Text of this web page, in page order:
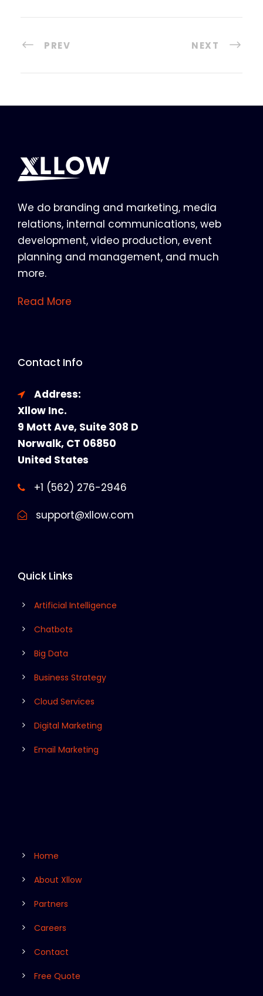
PREV NEXT
We do branding and marketing, media
relations, internal communications, web
development, video production, event
planning and management, and much
more.
Read More
Contact Info
Address:
Xllow Inc.
9 Mott Ave, Suite 308 D
Norwalk, CT 06850
United States
+1 (562) 276-2946
support@xllow.com
Quick Links
Artificial Intelligence
Chatbots
Big Data
Business Strategy
Cloud Services
Digital Marketing
Email Marketing
Home
About Xllow
Partners
Careers
Contact
Free Quote